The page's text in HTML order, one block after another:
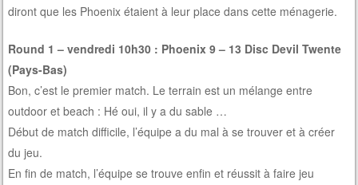
diront que les Phoenix étaient à leur place dans cette ménagerie.
Round 1 – vendredi 10h30 : Phoenix 9 – 13 Disc Devil Twente
(Pays-Bas)
Bon, c’est le premier match. Le terrain est un mélange entre
outdoor et beach : Hé oui, il y a du sable …
Début de match difficile, l’équipe a du mal à se trouver et à créer
du jeu.
En fin de match, l’équipe se trouve enfin et réussit à faire jeu